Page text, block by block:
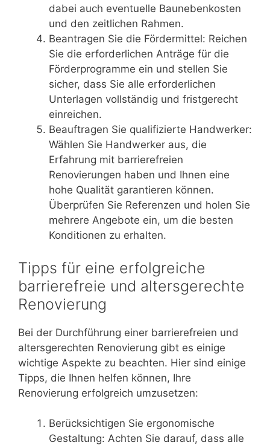
dabei auch eventuelle Baunebenkosten
und den zeitlichen Rahmen.
Beantragen Sie die Fördermittel: Reichen
Sie die erforderlichen Anträge für die
Förderprogramme ein und stellen Sie
sicher, dass Sie alle erforderlichen
Unterlagen vollständig und fristgerecht
einreichen.
Beauftragen Sie qualifizierte Handwerker:
Wählen Sie Handwerker aus, die
Erfahrung mit barrierefreien
Renovierungen haben und Ihnen eine
hohe Qualität garantieren können.
Überprüfen Sie Referenzen und holen Sie
mehrere Angebote ein, um die besten
Konditionen zu erhalten.
Tipps für eine erfolgreiche
barrierefreie und altersgerechte
Renovierung
Bei der Durchführung einer barrierefreien und
altersgerechten Renovierung gibt es einige
wichtige Aspekte zu beachten. Hier sind einige
Tipps, die Ihnen helfen können, Ihre
Renovierung erfolgreich umzusetzen:
Berücksichtigen Sie ergonomische
Gestaltung: Achten Sie darauf, dass alle